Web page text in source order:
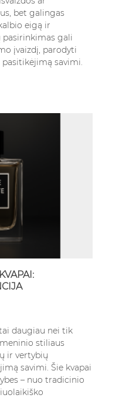
bet galingas
eigą ir
pasirinkimas gali
įvaizdį, parodyti
savimi.
daugiau nei tik
stiliaus
ir vertybių
savimi. Šie kvapai
– nuo tradicinio